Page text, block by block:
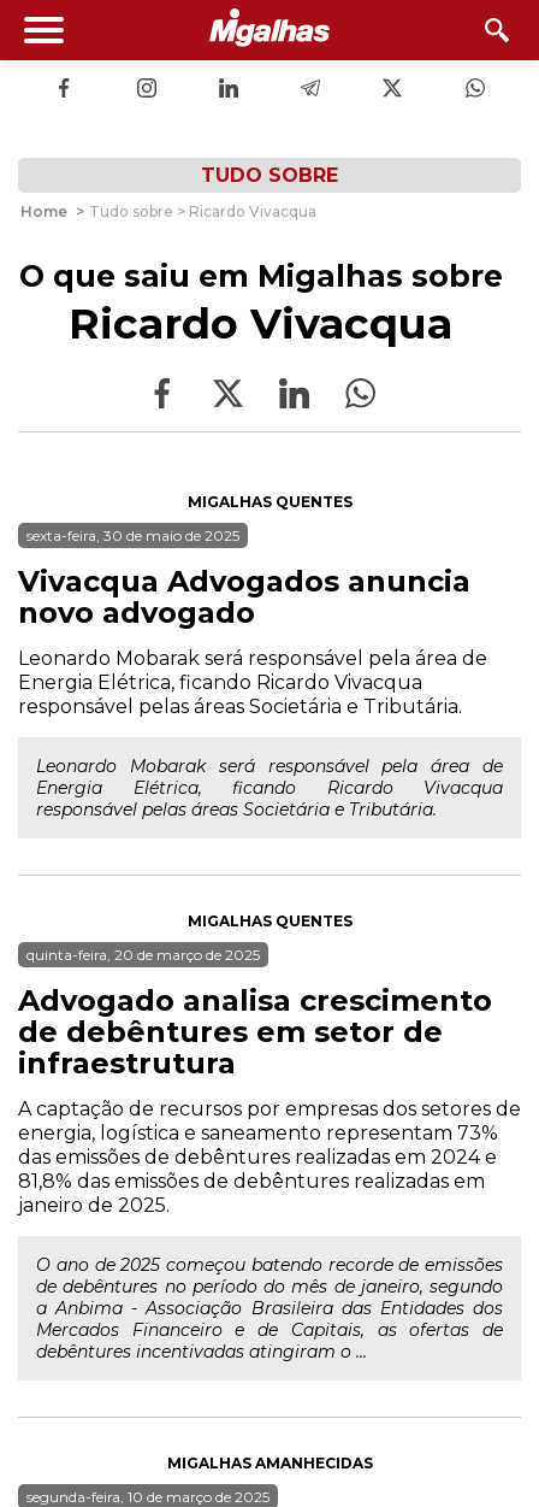
TUDO SOBRE
Home > Tudo sobre > Ricardo Vivacqua
O que saiu em Migalhas sobre
Ricardo Vivacqua
MIGALHAS QUENTES
sexta-feira, 30 de maio de 2025
Vivacqua Advogados anuncia
novo advogado
Leonardo Mobarak será responsável pela área de
Energia Elétrica, ficando Ricardo Vivacqua
responsável pelas áreas Societária e Tributária.
Leonardo Mobarak será responsável pela área de
Energia Elétrica, ficando Ricardo Vivacqua
responsável pelas áreas Societária e Tributária.
MIGALHAS QUENTES
quinta-feira, 20 de março de 2025
Advogado analisa crescimento
de debêntures em setor de
infraestrutura
A captação de recursos por empresas dos setores de
energia, logística e saneamento representam 73%
das emissões de debêntures realizadas em 2024 e
81,8% das emissões de debêntures realizadas em
janeiro de 2025.
O ano de 2025 começou batendo recorde de emissões
de debêntures no período do mês de janeiro, segundo
a Anbima - Associação Brasileira das Entidades dos
Mercados Financeiro e de Capitais, as ofertas de
debêntures incentivadas atingiram o ...
MIGALHAS AMANHECIDAS
segunda-feira, 10 de março de 2025